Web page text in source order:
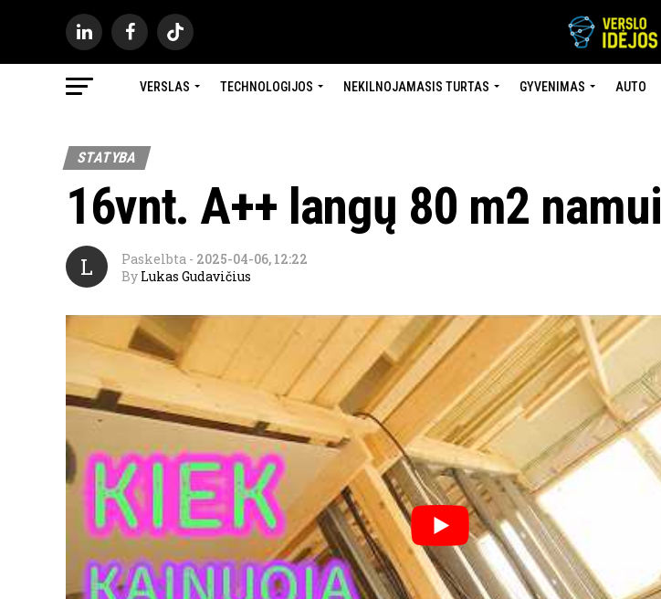
VERSLAS TECHNOLOGIJOS NEKILNOJAMASIS TURTAS GYVENIMAS AUTO
STATYBA
16vnt. A++ langų 80 m2 namui
L Paskelbta - 2025-04-06, 12:22
By Lukas Gudavičius